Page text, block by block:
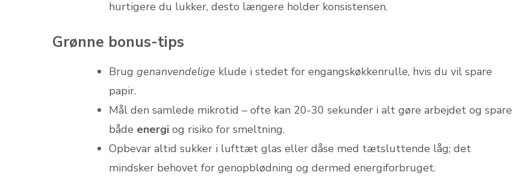
hurtigere du lukker, desto længere holder konsistensen.
Grønne bonus-tips
Brug genanvendelige klude i stedet for engangskøkkenrulle, hvis du vil spare
papir.
Mål den samlede mikrotid – ofte kan 20-30 sekunder i alt gøre arbejdet og spare
både energi og risiko for smeltning.
Opbevar altid sukker i lufttæt glas eller dåse med tætsluttende låg; det
mindsker behovet for genopblødning og dermed energiforbruget.